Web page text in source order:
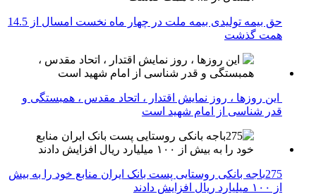
حق بیمه تولیدی بیمه ملت در چهار ماه نخست امسال از 14.5
همت گذشت
این روزها ، روز نمایش اقتدار ، اتحاد مقدس ، همبستگی و
قدر شناسی از امام شهید است
275باجه بانکی روستایی پست بانک ایران منابع خود را به بیش
از ۱۰۰ میلیارد ریال افزایش دادند